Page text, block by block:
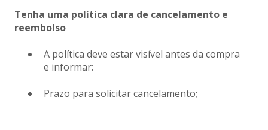
Tenha uma política clara de cancelamento e
reembolso
A política deve estar visível antes da compra
e informar:
Prazo para solicitar cancelamento;